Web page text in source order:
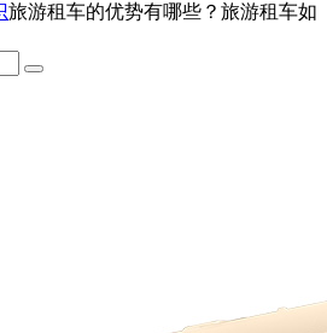
旅游租车的优势有哪些？旅游租车如